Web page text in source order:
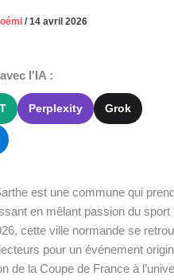
/14 avril 2026
l'IA :
Perplexity Grok
est une commune qui
en mêlant passion du sport
cette ville normande se
pour un événement
de la Coupe de France à